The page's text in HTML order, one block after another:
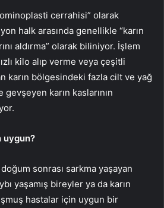
cerrahisi” olarak
halk arasında genellikle “karın
aldırma” olarak biliniyor. İşlem
kilo alıp verme veya çeşitli
karın bölgesindeki fazla cilt ve yağ
gevşeyen karın kaslarının
uygun?
sonrası sarkma yaşayan
yaşamış bireyler ya da karın
hastalar için uygun bir